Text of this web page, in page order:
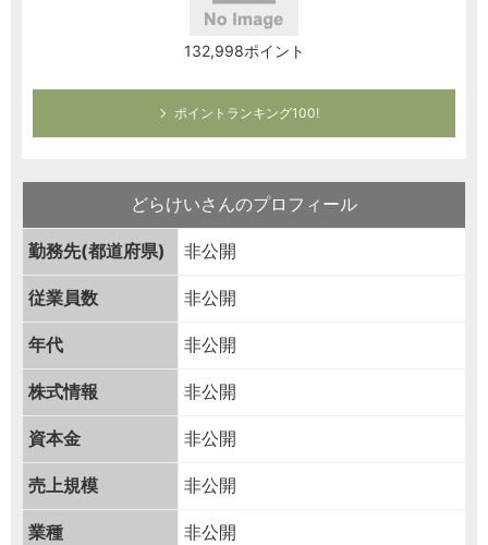
132,998ポイント
ポイントランキング100!
どらけいさんのプロフィール
勤務先(都道府県) 非公開
従業員数 非公開
年代 非公開
株式情報 非公開
資本金 非公開
売上規模 非公開
業種 非公開